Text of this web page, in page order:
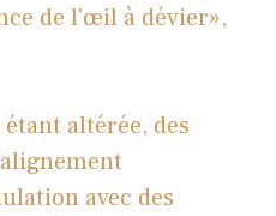
de l'œil à dévier»,
altérée, des
avec des